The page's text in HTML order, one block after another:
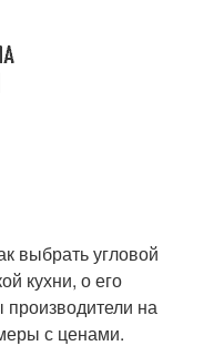
выбрать угловой
кухни, о его
производители на
с ценами.